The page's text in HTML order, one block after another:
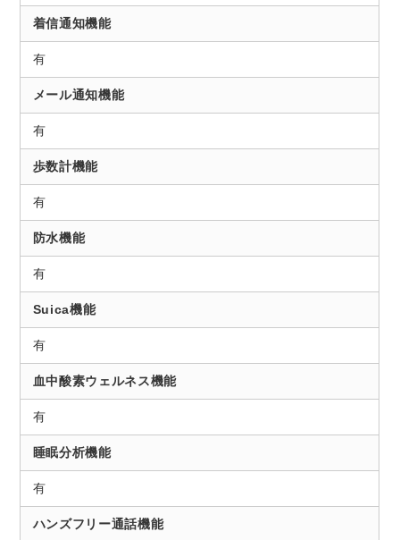
着信通知機能
有
メール通知機能
有
歩数計機能
有
防水機能
有
Suica機能
有
血中酸素ウェルネス機能
有
睡眠分析機能
有
ハンズフリー通話機能